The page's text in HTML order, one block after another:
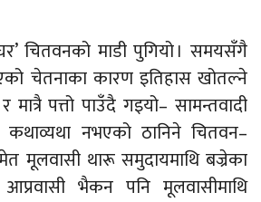
चितवनको माडी पुगियो । समयसँगै
चेतनाका कारण इतिहास खोतल्ने
मात्रै पत्तो पाउँदै गइयो– सामन्तवादी
कथाव्यथा नभएको ठानिने चितवन–
मूलवासी थारू समुदायमाथि बज्रेका
भैकन पनि मूलवासीमाथि